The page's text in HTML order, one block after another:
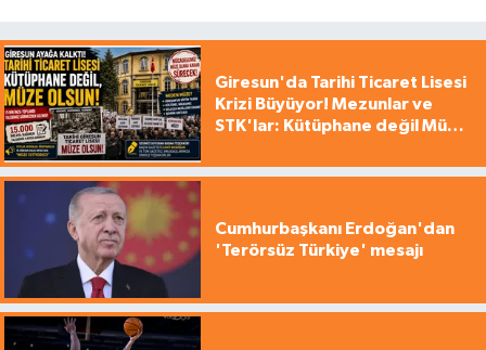
Giresun'da Tarihi Ticaret Lisesi
Krizi Büyüyor! Mezunlar ve
STK'lar: Kütüphane değil Müze
Cumhurbaşkanı Erdoğan'dan
'Terörsüz Türkiye' mesajı